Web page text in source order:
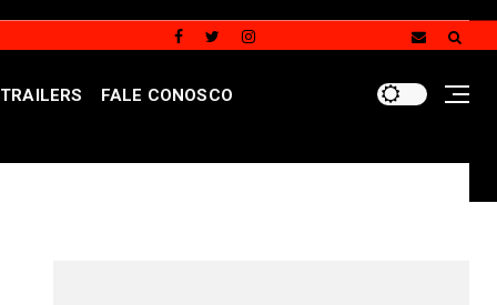
TRAILERS FALE CONOSCO
das contas públicas do GDF referente ao primeiro